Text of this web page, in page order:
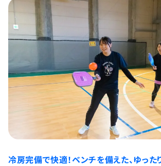
冷房完備で快適！ベンチを備えた、ゆった